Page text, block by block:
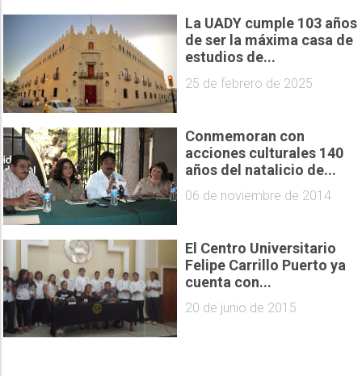
La UADY cumple 103 años
de ser la máxima casa de
estudios de...
25 de febrero de 2025
Conmemoran con
acciones culturales 140
años del natalicio de...
06 de noviembre de 2014
El Centro Universitario
Felipe Carrillo Puerto ya
cuenta con...
20 de junio de 2015